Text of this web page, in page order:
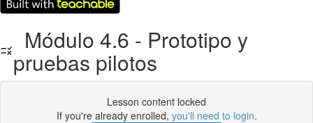
Módulo 4.6 - Prototipo y
pruebas pilotos
Lesson content locked
If you're already enrolled, you'll need to login.